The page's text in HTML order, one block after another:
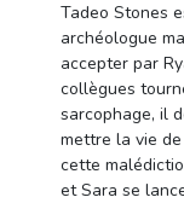
Tadeo Stones
archéologue
accepter par
collègues
sarcophage, il
mettre la vie
cette
et Sara se